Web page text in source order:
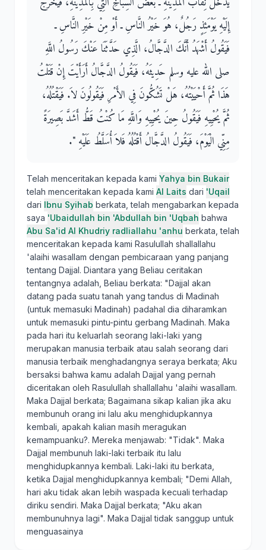
إِلَيْهِ يَوْمَئِذٍ رَجُلٌ، هُوَ خَيْرُ النَّاسِ ـ أَوْ مِنْ خَيْرِ النَّاسِ ـ
فَيَقُولُ أَشْهَدُ أَنَّكَ الدَّجَّالُ، الَّذِي حَدَّثَنَا عَنْكَ رَسُولُ اللَّهِ
صلى الله عليه وسلم حَدِيثَهُ، فَيَقُولُ الدَّجَّالُ أَرَأَيْتَ إِنْ قَتَلْتُ
هَذَا ثُمَّ أَحْيَيْتُهُ، هَلْ تَشُكُّونَ فِي الأَمْرِ فَيَقُولُونَ لاَ‏.‏ فَيَقْتُلُهُ،
ثُمَّ يُحْيِيهِ فَيَقُولُ حِينَ يُحْيِيهِ وَاللَّهِ مَا كُنْتُ قَطُّ أَشَدَّ بَصِيرَةً
مِنِّي الْيَوْمَ، فَيَقُولُ الدَّجَّالُ أَقْتُلُهُ فَلاَ أُسَلَّطُ عَلَيْهِ ‏"‏‏.‏
Telah menceritakan kepada kami Yahya bin Bukair
telah menceritakan kepada kami Al Laits dari 'Uqail
dari Ibnu Syihab berkata, telah mengabarkan kepada
saya 'Ubaidullah bin 'Abdullah bin 'Uqbah bahwa
Abu Sa'id Al Khudriy radliallahu 'anhu berkata, telah
menceritakan kepada kami Rasulullah shallallahu
'alaihi wasallam dengan pembicaraan yang panjang
tentang Dajjal. Diantara yang Beliau ceritakan
tentangnya adalah, Beliau berkata: "Dajjal akan
datang pada suatu tanah yang tandus di Madinah
(untuk memasuki Madinah) padahal dia diharamkan
untuk memasuki pintu-pintu gerbang Madinah. Maka
pada hari itu keluarlah seorang laki-laki yang
merupakan manusia terbaik atau salah seorang dari
manusia terbaik menghadangnya seraya berkata; Aku
bersaksi bahwa kamu adalah Dajjal yang pernah
diceritakan oleh Rasulullah shallallahu 'alaihi wasallam.
Maka Dajjal berkata; Bagaimana sikap kalian jika aku
membunuh orang ini lalu aku menghidupkannya
kembali, apakah kalian masih meragukan
kemampuanku?. Mereka menjawab: "Tidak". Maka
Dajjal membunuh laki-laki terbaik itu lalu
menghidupkannya kembali. Laki-laki itu berkata,
ketika Dajjal menghidupkannya kembali; "Demi Allah,
hari aku tidak akan lebih waspada kecuali terhadap
diriku sendiri. Maka Dajjal berkata; "Aku akan
membunuhnya lagi". Maka Dajjal tidak sanggup untuk
menguasainya